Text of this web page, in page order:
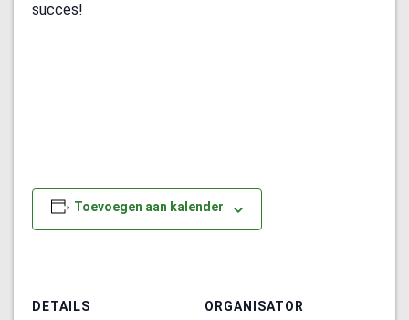
succes!
Toevoegen aan kalender
DETAILS
ORGANISATOR